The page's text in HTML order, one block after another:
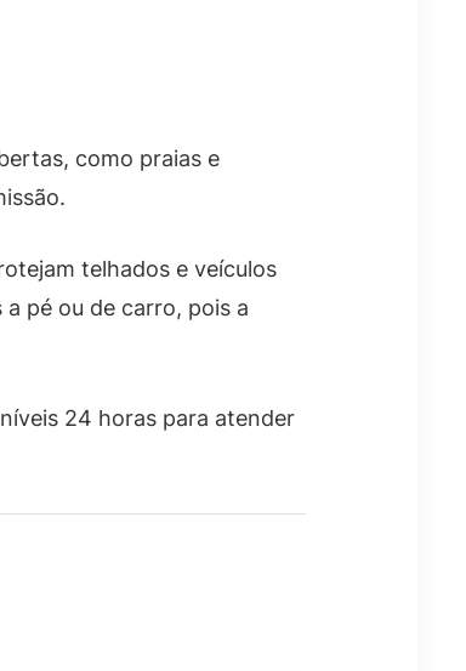
como praias e
telhados e veículos
pé ou de carro, pois a
24 horas para atender